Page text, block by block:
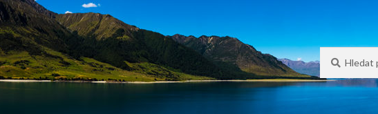
Hledat:
Hledat